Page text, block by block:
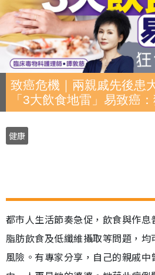
致癌危機｜兩親戚先後患
「3大飲食地雷」易致癌
健康
都市人生活節奏急促，飲食與作
脂肪飲食及低纖維攝取等問題，
風險。有專家分享，自己的親戚